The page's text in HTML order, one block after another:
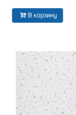
В корзину